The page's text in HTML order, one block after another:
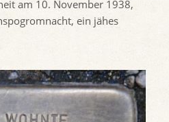
am 10. November 1938,
ein jähes